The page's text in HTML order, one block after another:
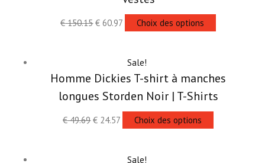
€150.15 € 60.97 Choix des options
Sale!
Homme Dickies T-shirt à manches
longues Storden Noir | T-Shirts
€49.69 € 24.57 Choix des options
Sale!